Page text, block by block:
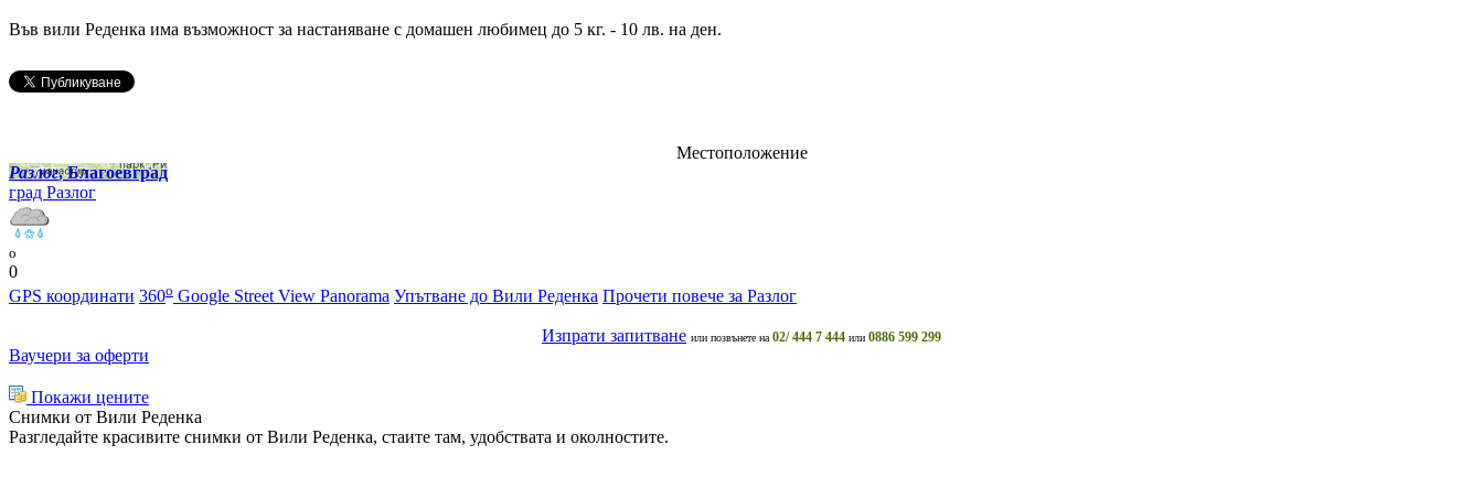
Във вили Реденка има възможност за настаняване с домашен любимец до 5 кг. - 10 лв. на ден.
Местоположение
Разлог, Благоевград
град Разлог
o
0
GPS координати 360o Google Street View Panorama Упътване до Вили Реденка Прочети повече за Разлог
Изпрати запитване или позвънете на 02/ 444 7 444 или 0886 599 299
Ваучери за оферти
Покажи цените
Снимки от Вили Реденка
Разгледайте красивите снимки от Вили Реденка, стаите там, удобствата и околностите.